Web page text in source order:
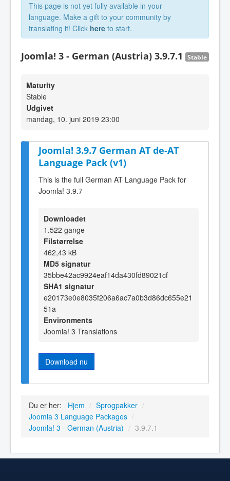
This page is not yet fully available in your
language. Make a gift to your community by
translating it! Click here to start.
Joomla! 3 - German (Austria) 3.9.7.1 Stable
Maturity
Stable
Udgivet
mandag, 10. juni 2019 23:00
Joomla! 3.9.7 German AT de-AT
Language Pack (v1)
This is the full German AT Language Pack for
Joomla! 3.9.7
Downloadet
1.522 gange
Filstørrelse
462,43 kB
MD5 signatur
35bbe42ac9924eaf14da430fd89021cf
SHA1 signatur
e20173e0e8035f206a6ac7a0b3d86dc655e21
51a
Environments
Joomla! 3 Translations
Download nu
Du er her: Hjem / Sprogpakker /
Joomla 3 Language Packages /
Joomla! 3 - German (Austria) / 3.9.7.1